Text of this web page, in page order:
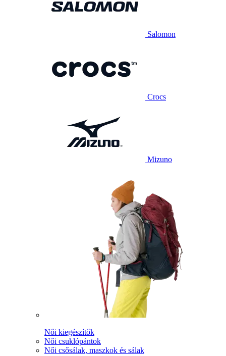
Salomon
Crocs
Mizuno
Női kiegészítők
Női csuklópántok
Női csősálak, maszkok és sálak